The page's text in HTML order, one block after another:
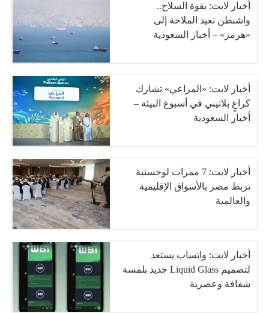
أخبار لايت: بقوة السلاح..
واشنطن تعيد الملاحة إلى
«هرمز» – أخبار السعودية
أخبار لايت: «المراعي» تشارك
كراعٍ بلاتيني في أسبوع البيئة –
أخبار السعودية
أخبار لايت: 7 ممرات لوجستية
تربط مصر بالأسواق الإقليمية
والعالمية
أخبار لايت: واتساب يستعد
لتصميم Liquid Glass جديد بلمسة
شفافة وعصرية